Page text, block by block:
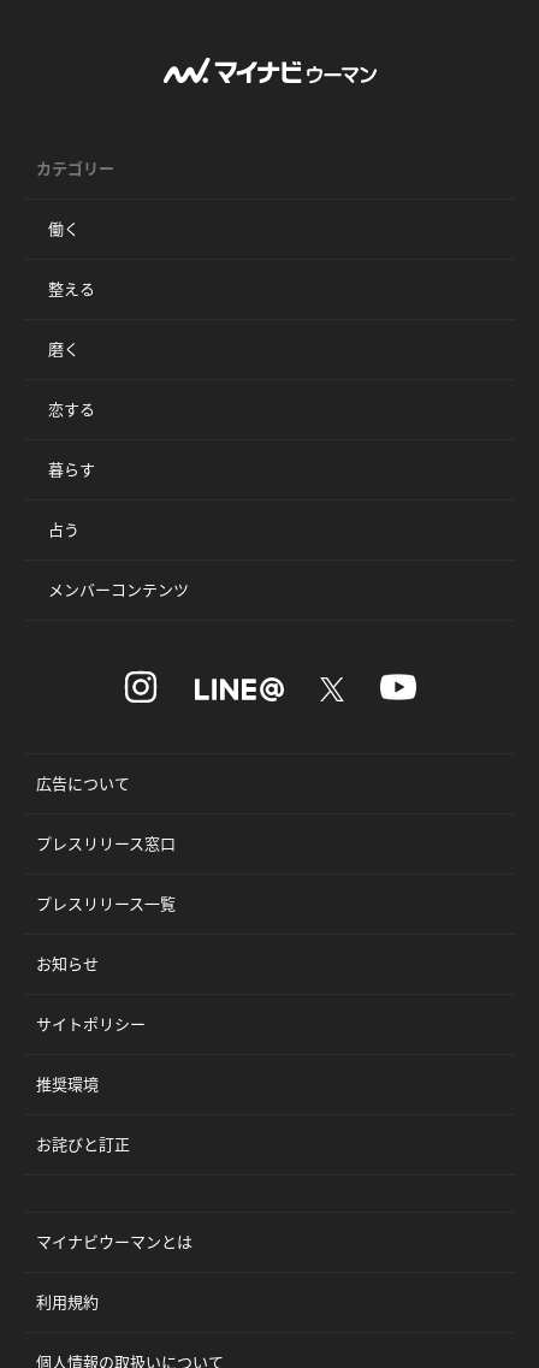
カテゴリー
働く
整える
磨く
恋する
暮らす
占う
メンバーコンテンツ
広告について
プレスリリース窓口
プレスリリース一覧
お知らせ
サイトポリシー
推奨環境
お詫びと訂正
マイナビウーマンとは
利用規約
個人情報の取扱いについて